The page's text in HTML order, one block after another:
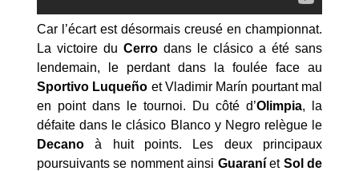
Car l’écart est désormais creusé en championnat.
La victoire du Cerro dans le clásico a été sans
lendemain, le perdant dans la foulée face au
Sportivo Luqueño et Vladimir Marín pourtant mal
en point dans le tournoi. Du côté d’Olimpia, la
défaite dans le clásico Blanco y Negro relègue le
Decano à huit points. Les deux principaux
poursuivants se nomment ainsi Guaraníet Sol de